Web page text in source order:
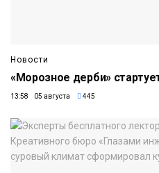
Новости
«Морозное дерби»
13:58 05 августа 445